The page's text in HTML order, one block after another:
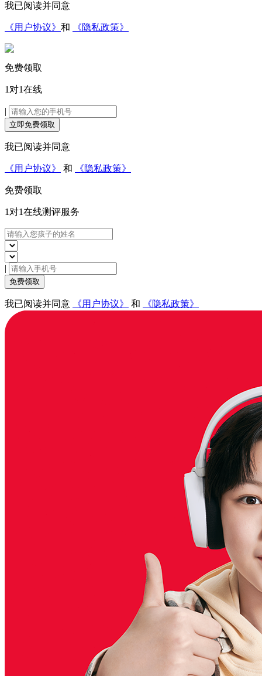
我已阅读并同意
《用户协议》 和 《隐私政策》
免费领取
1对1在线
|
立即免费领取
我已阅读并同意
《用户协议》 和 《隐私政策》
免费领取
1对1在线测评服务
|
免费领取
我已阅读并同意 《用户协议》 和 《隐私政策》